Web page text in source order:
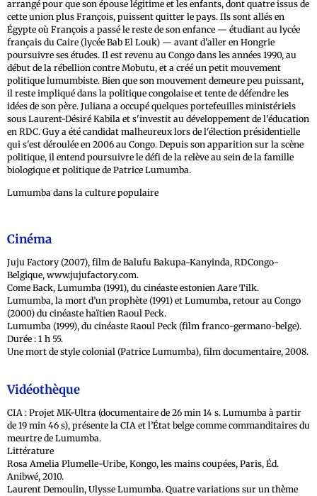
arrangé pour que son épouse légitime et les enfants, dont quatre issus de
cette union plus François, puissent quitter le pays. Ils sont allés en
Égypte où François a passé le reste de son enfance — étudiant au lycée
français du Caire (lycée Bab El Louk) — avant d'aller en Hongrie
poursuivre ses études. Il est revenu au Congo dans les années 1990, au
début de la rébellion contre Mobutu, et a créé un petit mouvement
politique lumumbiste. Bien que son mouvement demeure peu puissant,
il reste impliqué dans la politique congolaise et tente de défendre les
idées de son père. Juliana a occupé quelques portefeuilles ministériels
sous Laurent-Désiré Kabila et s'investit au développement de l'éducation
en RDC. Guy a été candidat malheureux lors de l'élection présidentielle
qui s'est déroulée en 2006 au Congo. Depuis son apparition sur la scène
politique, il entend poursuivre le défi de la relève au sein de la famille
biologique et politique de Patrice Lumumba.
Lumumba dans la culture populaire
Cinéma
Juju Factory (2007), film de Balufu Bakupa-Kanyinda, RDCongo-
Belgique, www.jujufactory.com.
Come Back, Lumumba (1991), du cinéaste estonien Aare Tilk.
Lumumba, la mort d’un prophète (1991) et Lumumba, retour au Congo
(2000) du cinéaste haïtien Raoul Peck.
Lumumba (1999), du cinéaste Raoul Peck (film franco-germano-belge).
Durée : 1 h 55.
Une mort de style colonial (Patrice Lumumba), film documentaire, 2008.
Vidéothèque
CIA : Projet MK-Ultra (documentaire de 26 min 14 s. Lumumba à partir
de 19 min 46 s), présente la CIA et l’État belge comme commanditaires du
meurtre de Lumumba.
Littérature
Rosa Amelia Plumelle-Uribe, Kongo, les mains coupées, Paris, Éd.
Anibwé, 2010.
Laurent Demoulin, Ulysse Lumumba. Quatre variations sur un thème